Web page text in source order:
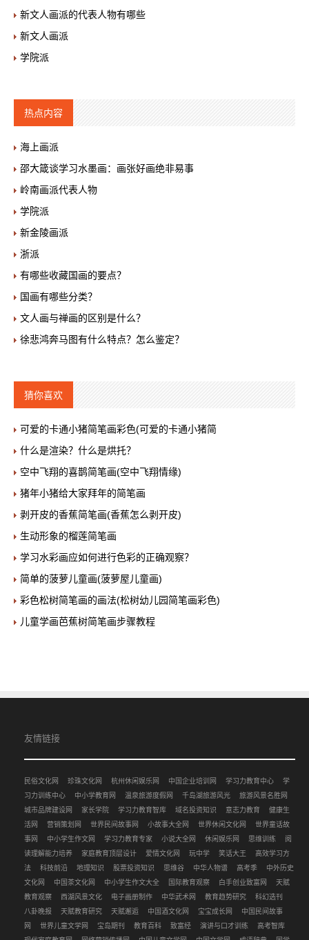
新文人画派的代表人物有哪些
新文人画派
学院派
热点内容
海上画派
邵大箴谈学习水墨画：画张好画绝非易事
岭南画派代表人物
学院派
新金陵画派
浙派
有哪些收藏国画的要点？
国画有哪些分类？
文人画与禅画的区别是什么？
徐悲鸿奔马图有什么特点？怎么鉴定？
猜你喜欢
可爱的卡通小猪简笔画彩色(可爱的卡通小猪简
什么是渲染？什么是烘托？
空中飞翔的喜鹊简笔画(空中飞翔情缘)
猪年小猪给大家拜年的简笔画
剥开皮的香蕉简笔画(香蕉怎么剥开皮)
生动形象的榴莲简笔画
学习水彩画应如何进行色彩的正确观察？
简单的菠萝儿童画(菠萝屋儿童画)
彩色松树简笔画的画法(松树幼儿园简笔画彩色)
儿童学画芭蕉树简笔画步骤教程
友情链接
民俗文化网 珍珠文化网 杭州休闲娱乐网 中国企业培训网 学习力教育中心
学
习力训练中心
中小学教育网 温泉旅游度假网 千岛湖旅游风光
旅游风景名胜网
城市品牌建设网
家长学院 学习力教育智库 域名投资知识 意志力教育
健康生
活网
营销策划网 世界民间故事网 小故事大全网 世界休闲文化网
世界童话故
事网
中小学生作文网 学习力教育专家 小说大全网 休闲娱乐网 思维训练
阅
读理解能力培养
家庭教育顶层设计 爱情文化网 玩中学 笑话大王
高效学习方
法
科技前沿 地理知识 股票投资知识 思维谷 中华人物谱 高考季
中外历史
文化网
中国茶文化网 中小学生作文大全 国际教育观察 白手创业致富网
天赋
教育观察
西湖风景文化 电子画册制作 中华武术网 教育趋势研究
科幻选刊
八卦晚报
天赋教育研究 天赋邂逅 中国酒文化网 宝宝成长网
中国民间故事
网
世界儿童文学网 宝岛期刊 教育百科 致富经 演讲与口才训练
高考智库